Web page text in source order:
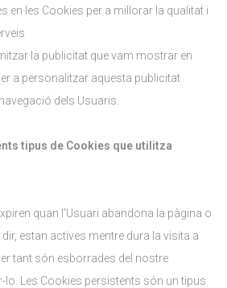
en les Cookies per a millorar la qualitat i
la publicitat que vam mostrar en
a personalitzar aquesta publicitat
dels Usuaris.
tipus de Cookies que utilitza
quan l'Usuari abandona la pàgina o
estan actives mentre dura la visita a
tant són esborrades del nostre
Les Cookies persistents són un tipus